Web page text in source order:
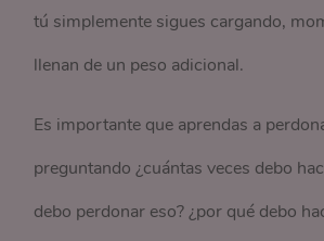
tú simplemente sigues cargando,
llenan de un peso adicional.
Es importante que aprendas a
preguntando ¿cuántas veces debo
debo perdonar eso? ¿por qué debo